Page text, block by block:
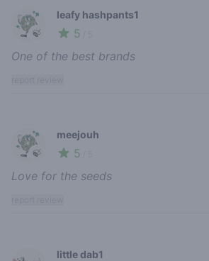
🍃
leafy hashpants1
5
One of the best brands
🍃
meejouh
5
Love for the seeds
little dab1